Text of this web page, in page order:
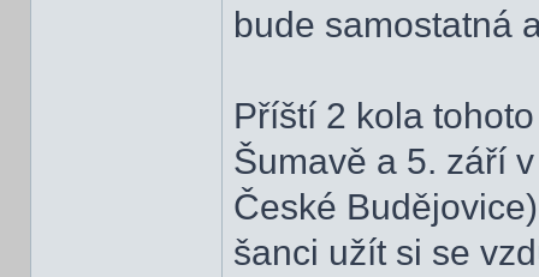
bude samostatná
Příští 2 kola
Šumavě a 5. září
České
šanci užít si se